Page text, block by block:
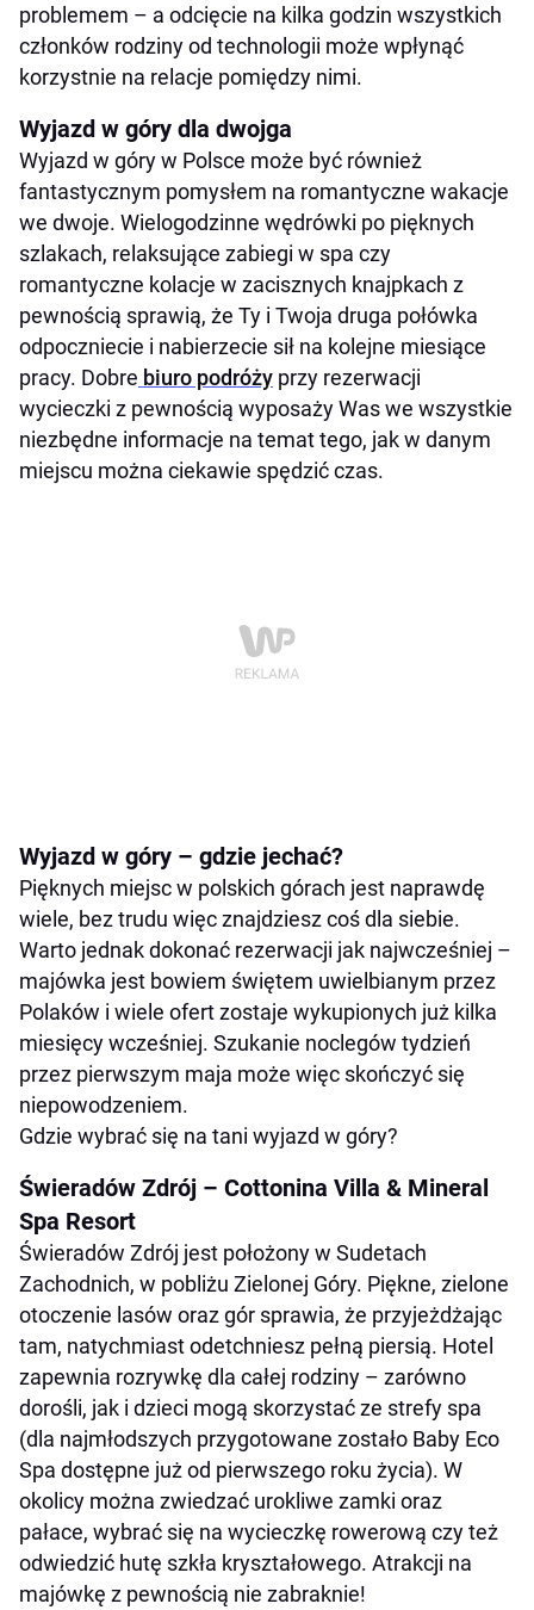
problemem – a odcięcie na kilka godzin wszystkich
członków rodziny od technologii może wpłynąć
korzystnie na relacje pomiędzy nimi.
Wyjazd w góry dla dwojga
Wyjazd w góry w Polsce może być również
fantastycznym pomysłem na romantyczne wakacje
we dwoje. Wielogodzinne wędrówki po pięknych
szlakach, relaksujące zabiegi w spa czy
romantyczne kolacje w zacisznych knajpkach z
pewnością sprawią, że Ty i Twoja druga połówka
odpoczniecie i nabierzecie sił na kolejne miesiące
pracy. Dobre biuro podróży przy rezerwacji
wycieczki z pewnością wyposaży Was we wszystkie
niezbędne informacje na temat tego, jak w danym
miejscu można ciekawie spędzić czas.
Wyjazd w góry – gdzie jechać?
Pięknych miejsc w polskich górach jest naprawdę
wiele, bez trudu więc znajdziesz coś dla siebie.
Warto jednak dokonać rezerwacji jak najwcześniej –
majówka jest bowiem świętem uwielbianym przez
Polaków i wiele ofert zostaje wykupionych już kilka
miesięcy wcześniej. Szukanie noclegów tydzień
przez pierwszym maja może więc skończyć się
niepowodzeniem.
Gdzie wybrać się na tani wyjazd w góry?
Świeradów Zdrój – Cottonina Villa & Mineral
Spa Resort
Świeradów Zdrój jest położony w Sudetach
Zachodnich, w pobliżu Zielonej Góry. Piękne, zielone
otoczenie lasów oraz gór sprawia, że przyjeżdżając
tam, natychmiast odetchniesz pełną piersią. Hotel
zapewnia rozrywkę dla całej rodziny – zarówno
dorośli, jak i dzieci mogą skorzystać ze strefy spa
(dla najmłodszych przygotowane zostało Baby Eco
Spa dostępne już od pierwszego roku życia). W
okolicy można zwiedzać urokliwe zamki oraz
pałace, wybrać się na wycieczkę rowerową czy też
odwiedzić hutę szkła kryształowego. Atrakcji na
majówkę z pewnością nie zabraknie!